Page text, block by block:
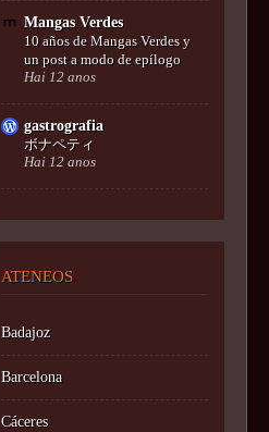
Mangas Verdes
10 años de Mangas Verdes y
un post a modo de epílogo
Hai 12 anos
gastrografia
ボナペティ
Hai 12 anos
ATENEOS
Badajoz
Barcelona
Cáceres